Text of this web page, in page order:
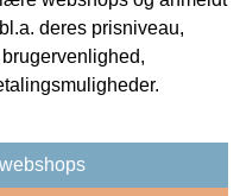
deres prisniveau,